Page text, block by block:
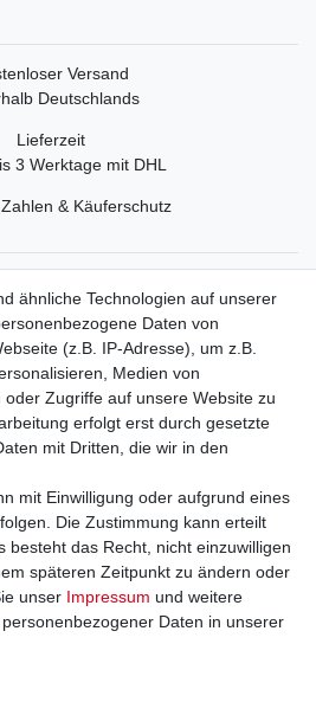
Versand
Deutschlands
Lieferzeit
3 Werktage mit DHL
& Käuferschutz
Kontakt
ähnliche Technologien auf unserer
Daten von
(z.B. IP-Adresse), um z.B.
Medien von
Zugriffe auf unsere Website zu
erfolgt erst durch gesetzte
mit Dritten, die wir in den
mit Einwilligung oder aufgrund eines
Die Zustimmung kann erteilt
besteht das Recht, nicht einzuwilligen
späteren Zeitpunkt zu ändern oder
unser Impressum und weitere
Daten in unserer